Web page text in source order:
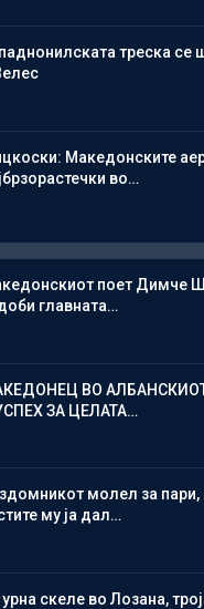
треска се
Македонските
во…
поет Димче
главната…
ВО
ЗА ЦЕЛАТА…
молел за пари,
му ја дал…
скеле во Лозана,